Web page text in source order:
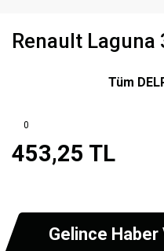
Renault Laguna
Tüm
0
453,25 TL
Gelince Haber